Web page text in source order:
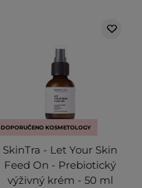
DOPORUČENO KOSMETOLOGY
SkinTra - Let Your Skin
Feed On - Prebiotický
výživný krém - 50 ml